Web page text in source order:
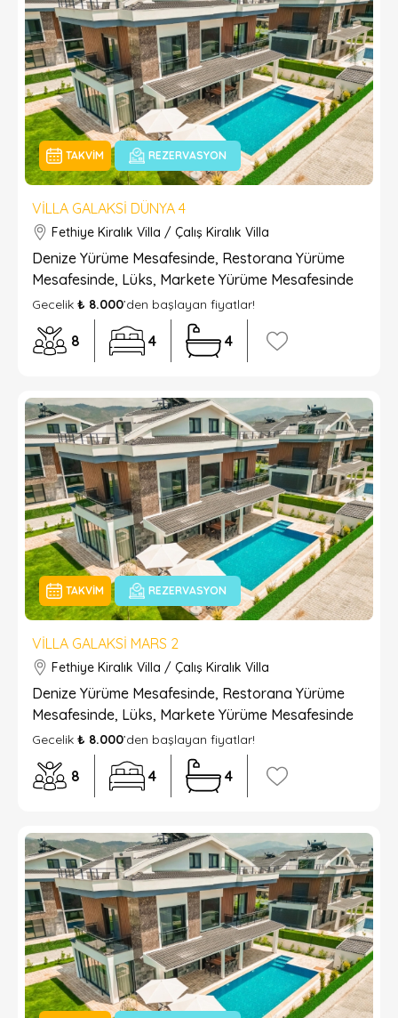
TAKVIM REZERVASYON
VILLA GALAKSI DÜNYA 4
Fethiye Kiralık Villa / Çalış Kiralık Villa
Denize Yürüme Mesafesinde, Restorana Yürüme
Mesafesinde, Lüks, Markete Yürüme Mesafesinde
Gecelik ₺ 8.000’den başlayan fiyatlar!
8 4 4
TAKVIM REZERVASYON
VILLA GALAKSI MARS 2
Fethiye Kiralık Villa / Çalış Kiralık Villa
Denize Yürüme Mesafesinde, Restorana Yürüme
Mesafesinde, Lüks, Markete Yürüme Mesafesinde
Gecelik ₺ 8.000’den başlayan fiyatlar!
8 4 4